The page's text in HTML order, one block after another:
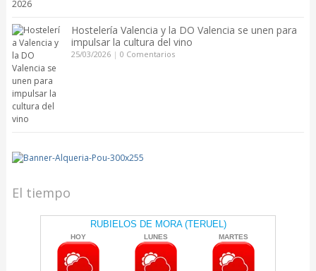
Hostelería Valencia y la DO Valencia se unen para
impulsar la cultura del vino
25/03/2026| 0 Comentarios
El tiempo